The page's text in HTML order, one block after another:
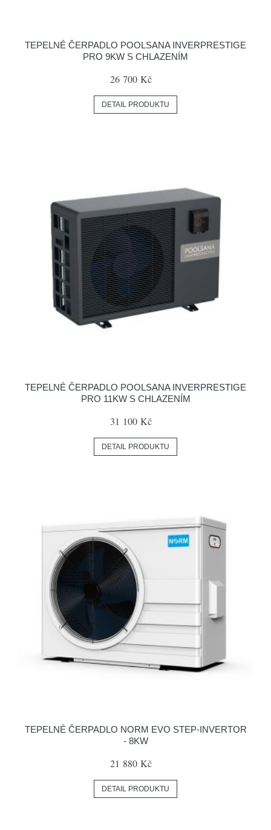
TEPELNÉ ČERPADLO POOLSANA INVERPRESTIGE
PRO 9KW S CHLAZENÍM
26 700 Kč
DETAIL PRODUKTU
TEPELNÉ ČERPADLO POOLSANA INVERPRESTIGE
PRO 11KW S CHLAZENÍM
31 100 Kč
DETAIL PRODUKTU
TEPELNÉ ČERPADLO NORM EVO STEP-INVERTOR
- 8KW
21 880 Kč
DETAIL PRODUKTU